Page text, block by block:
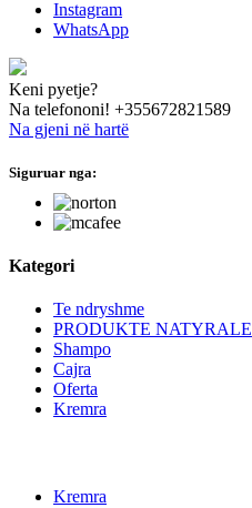
Instagram
WhatsApp
Keni pyetje?
Na telefononi! +355672821589
Na gjeni në hartë
Siguruar nga:
Kategori
Te ndryshme
PRODUKTE NATYRALE
Shampo
Cajra
Oferta
Kremra
Kremra